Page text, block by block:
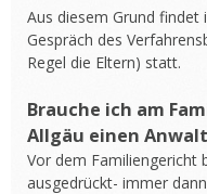
Aus diesem Grund findet
Gespräch des
Regel die Eltern) statt.
Brauche ich am
Allgäu einen
Vor dem Familiengericht
ausgedrückt- immer